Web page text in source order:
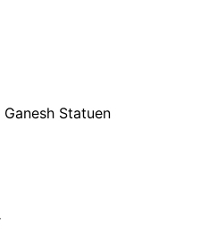
Statuen